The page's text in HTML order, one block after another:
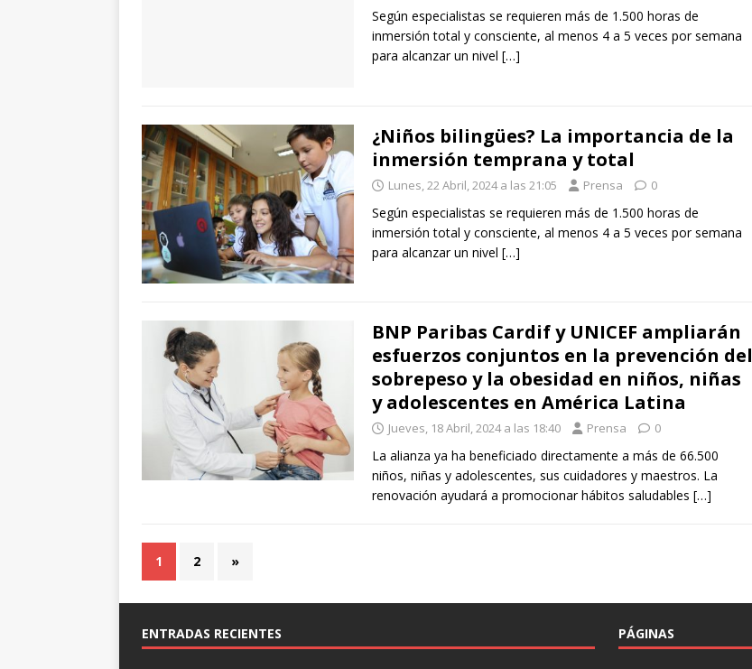
Según especialistas se requieren más de 1.500 horas de
inmersión total y consciente, al menos 4 a 5 veces por semana
para alcanzar un nivel […]
¿Niños bilingües? La importancia de la
inmersión temprana y total
Lunes, 22 Abril, 2024 a las 21:05 Prensa 0
Según especialistas se requieren más de 1.500 horas de
inmersión total y consciente, al menos 4 a 5 veces por semana
para alcanzar un nivel […]
BNP Paribas Cardif y UNICEF ampliarán
esfuerzos conjuntos en la prevención del
sobrepeso y la obesidad en niños, niñas
y adolescentes en América Latina
Jueves, 18 Abril, 2024 a las 18:40 Prensa 0
La alianza ya ha beneficiado directamente a más de 66.500
niños, niñas y adolescentes, sus cuidadores y maestros. La
renovación ayudará a promocionar hábitos saludables […]
1 2 »
ENTRADAS RECIENTES PÁGINAS